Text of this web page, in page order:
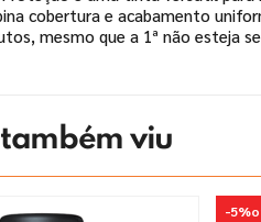
cobertura e acabamento
mesmo que a 1ª não esteja
viu
-5%